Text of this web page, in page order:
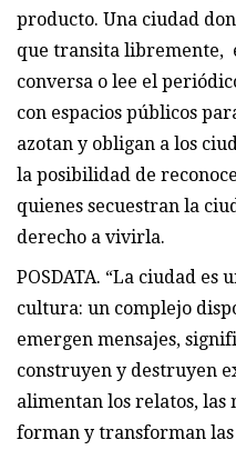
producto. Una ciudad
que transita libremente,
conversa o lee el
con espacios públicos
azotan y obligan a los
la posibilidad de
quienes secuestran la
derecho a vivirla.
POSDATA. “La ciudad
cultura: un complejo
emergen mensajes,
construyen y destruyen
alimentan los relatos, las
forman y transforman